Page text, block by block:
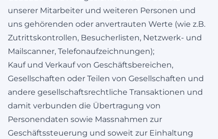
unserer Mitarbeiter und weiteren Personen und
uns gehörenden oder anvertrauten Werte (wie z.B.
Zutrittskontrollen, Besucherlisten, Netzwerk- und
Mailscanner, Telefonaufzeichnungen);
Kauf und Verkauf von Geschäftsbereichen,
Gesellschaften oder Teilen von Gesellschaften und
andere gesellschaftsrechtliche Transaktionen und
damit verbunden die Übertragung von
Personendaten sowie Massnahmen zur
Geschäftssteuerung und soweit zur Einhaltung